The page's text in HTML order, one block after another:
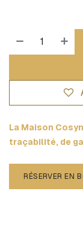
La Maison
traçabilité, de
RÉSERVER EN